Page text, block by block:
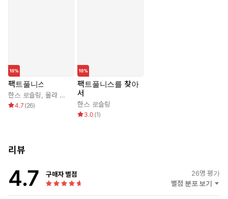
팩트풀니스
한스 로슬링 올라 로슬링 ,안나 로슬링 뢴룬드
4.7 (26)
팩트풀니스를 찾아
서
한스 로슬링
3.0 (1)
리뷰
4.7 구매자 별점 26명 평가
별점 분포 보기